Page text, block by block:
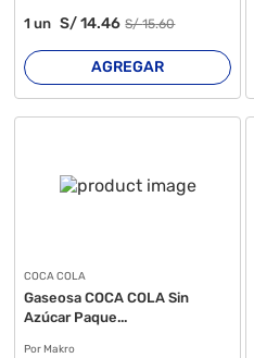
1un S/14.46 S/15.60
AGREGAR
COCA COLA
Gaseosa COCA COLA Sin
Azúcar Paque...
Por Makro